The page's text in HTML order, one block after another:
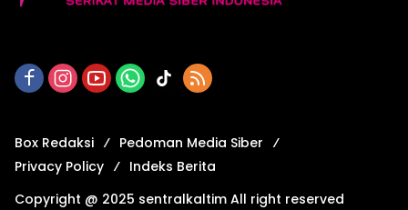
Box Redaksi
Pedoman Media Siber
Privacy Policy
Indeks Berita
Copyright @ 2025 sentralkaltim All right reserved